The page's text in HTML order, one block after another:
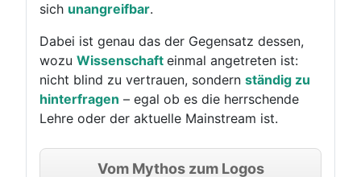
sich unangreifbar.
Dabei ist genau das der Gegensatz dessen,
wozu Wissenschaft einmal angetreten ist:
nicht blind zu vertrauen, sondern ständig zu
hinterfragen – egal ob es die herrschende
Lehre oder der aktuelle Mainstream ist.
Vom Mythos zum Logos